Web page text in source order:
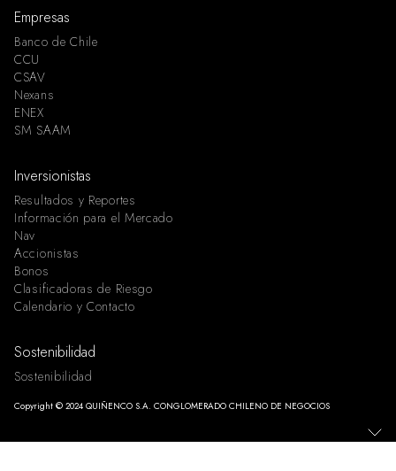
Empresas
Banco de Chile
CCU
CSAV
Nexans
ENEX
SM SAAM
Inversionistas
Resultados y Reportes
Información para el Mercado
Nav
Accionistas
Bonos
Clasificadoras de Riesgo
Calendario y Contacto
Sostenibilidad
Sostenibilidad
Copyright © 2024 QUIÑENCO S.A. CONGLOMERADO CHILENO DE NEGOCIOS